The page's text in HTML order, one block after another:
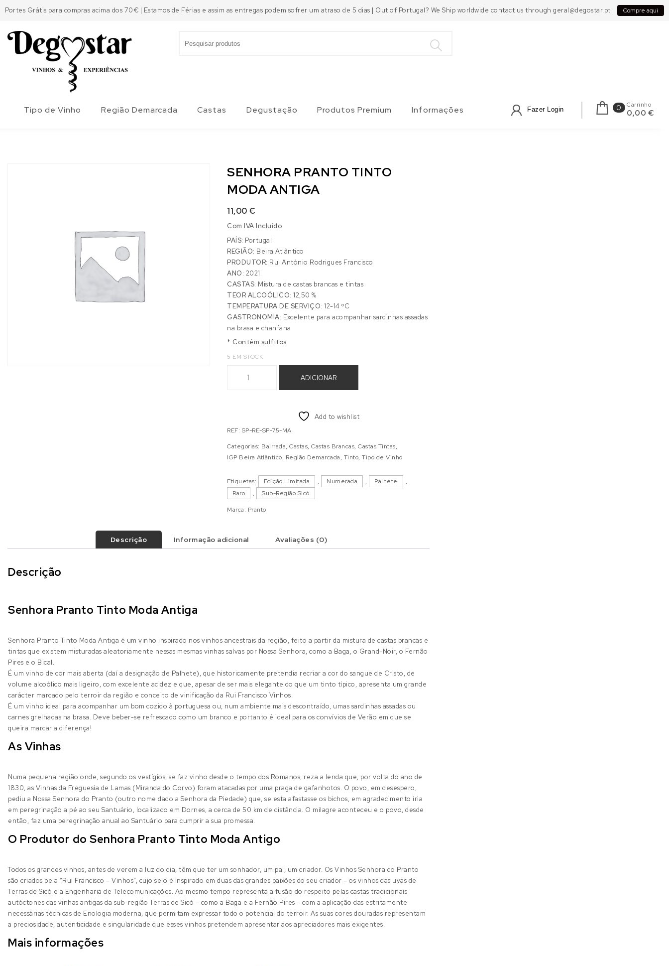
Portes Grátis para compras acima dos 70€ | Estamos de Férias e assim as entregas podem sofrer um atraso de 5 dias | Out of Portugal? We Ship worldwide contact us through geral@degostar.pt Compre aqui
Tipo de Vinho Região Demarcada Castas Degustação Produtos Premium Informações Fazer Login 0 Carrinho
0,00 €
SENHORA PRANTO TINTO
MODA ANTIGA
11,00€
Com IVA Incluído
PAÍS: Portugal
REGIÃO: Beira Atlântico
PRODUTOR: Rui António Rodrigues Francisco
ANO: 2021
CASTAS: Mistura de castas brancas e tintas
TEOR ALCOÓLICO:12,50 %
TEMPERATURA DE SERVIÇO: 12-14 ºC
GASTRONOMIA: Excelente para acompanhar sardinhas assadas
na brasa e chanfana
* Contém sulfitos
5 EM STOCK
ADICIONAR
Add to wishlist
REF: SP-RE-SP-75-MA
Categorias: Bairrada,Castas,Castas Brancas,Castas Tintas,
IGP Beira Atlântico, Região Demarcada, Tinto,Tipo de Vinho
Etiquetas: Edição Limitada , Numerada , Palhete
,
Raro
, Sub-Região Sicó
Marca: Pranto
Descrição Informação adicional Avaliações (0)
Descrição
Senhora Pranto Tinto Moda Antiga
Senhora Pranto Tinto Moda Antiga é um vinho inspirado nos vinhos ancestrais da região, feito a partir da mistura de castas brancas e
tintas que existem misturadas aleatoriamente nessas mesmas vinhas salvas por Nossa Senhora, como a Baga, o Grand-Noir, o Fernão
Pires e o Bical.
É um vinho de cor mais aberta (daí a designação de Palhete), que historicamente pretendia recriar a cor do sangue de Cristo, de
volume alcoólico mais ligeiro, com excelente acidez e que, apesar de ser mais elegante do que um tinto típico, apresenta um grande
carácter marcado pelo terroir da região e conceito de vinificação da Rui Francisco Vinhos.
É um vinho ideal para acompanhar um bom cozido à portuguesa ou, num ambiente mais descontraído, umas sardinhas assadas ou
carnes grelhadas na brasa. Deve beber-se refrescado como um branco e portanto é ideal para os convívios de Verão em que se
queira marcar a diferença!
As Vinhas
Numa pequena região onde, segundo os vestígios, se faz vinho desde o tempo dos Romanos, reza a lenda que, por volta do ano de
1830, as Vinhas da Freguesia de Lamas (Miranda do Corvo) foram atacadas por uma praga de gafanhotos. O povo, em desespero,
pediu a Nossa Senhora do Pranto (outro nome dado a Senhora da Piedade) que, se esta afastasse os bichos, em agradecimento iria
em peregrinação a pé ao seu Santuário, localizado em Dornes, a cerca de 50 km de distância. O milagre aconteceu e o povo, desde
então, faz uma peregrinação anual ao Santuário para cumprir a sua promessa.
O Produtor do Senhora Pranto Tinto Moda Antigo
Todos os grandes vinhos, antes de verem a luz do dia, têm que ter um sonhador, um pai, um criador. Os Vinhos Senhora do Pranto
são criados pela “Rui Francisco – Vinhos”, cujo selo é inspirado em duas das grandes paixões do seu criador – os vinhos das uvas de
Terras de Sicó e a Engenharia de Telecomunicações. Ao mesmo tempo representa a fusão do respeito pelas castas tradicionais
autóctones das vinhas antigas da sub-região Terras de Sicó – como a Baga e a Fernão Pires – com a aplicação das estritamente
necessárias técnicas de Enologia moderna, que permitam expressar todo o potencial do terroir. As suas cores douradas representam
a preciosidade, autenticidade e singularidade que esses vinhos pretendem apresentar aos apreciadores mais exigentes.
Mais informações